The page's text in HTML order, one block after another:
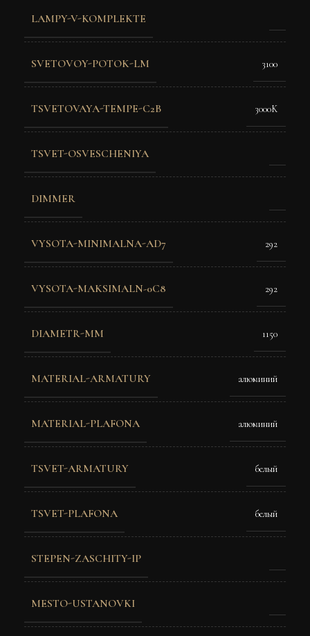
LAMPY-V-KOMPLEKTE
SVETOVOY-POTOK-LM 3100
TSVETOVAYA-TEMPE-C2B 3000K
TSVET-OSVESCHENIYA
DIMMER
VYSOTA-MINIMALNA-AD7 292
VYSOTA-MAKSIMALN-0C8 292
DIAMETR-MM 1150
MATERIAL-ARMATURY алюминий
MATERIAL-PLAFONA алюминий
TSVET-ARMATURY белый
TSVET-PLAFONA белый
STEPEN-ZASCHITY-IP
MESTO-USTANOVKI